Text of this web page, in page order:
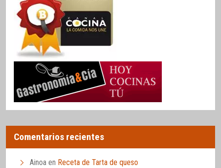
Comentarios recientes
Ainoa en Receta de Tarta de queso